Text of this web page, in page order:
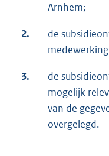
Arnhem;
2.
de
3.
de
mogelijk
van de
overgelegd.